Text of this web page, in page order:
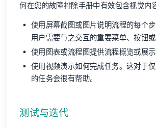
何在您的故障排除手册中有效包含视觉内
使用屏幕截图或图片说明流程的每个
用户需要与之交互的重要菜单、按钮或
使用图表或流程图提供流程概览或展
使用视频演示如何完成任务。这对于
的任务会很有帮助。
测试与迭代